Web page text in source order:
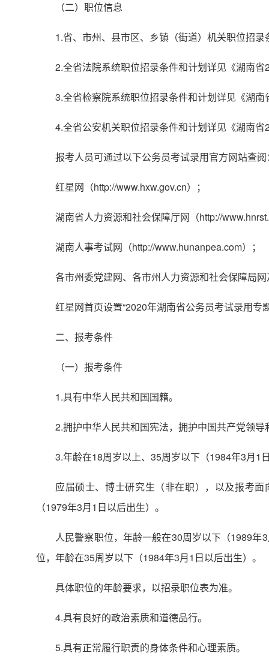
（二）职位信息
1.省、市州、县市区、乡镇（街道）机关职位招
2.全省法院系统职位招录条件和计划详见《湖南
3.全省检察院系统职位招录条件和计划详见《湖
4.全省公安机关职位招录条件和计划详见《湖南
报考人员可通过以下公务员考试录用官方网站查阅
红星网（http://www.hxw.gov.cn）；
湖南省人力资源和社会保障厅网（http://
湖南人事考试网（http://www.hunanpea.com）；
各市州委党建网、各市州人力资源和社会保障局
红星网首页设置“2020年湖南省公务员考试录用
二、报考条件
（一）报考条件
1.具有中华人民共和国国籍。
2.拥护中华人民共和国宪法，拥护中国共产党领导
3.年龄在18周岁以上、35周岁以下（1984年3月1
应届硕士、博士研究生（非在职），以及报考
（1979年3月1日以后出生）。
人民警察职位，年龄一般在30周岁以下（1989
位，年龄在35周岁以下（1984年3月1日以后出生）。
具体职位的年龄要求，以招录职位表为准。
4.具有良好的政治素质和道德品行。
5.具有正常履行职责的身体条件和心理素质。